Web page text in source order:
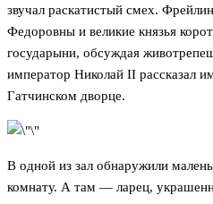
звучал раскатистый смех.
Федоровны и великие князья
государыни, обсуждая
император Николай II рассказал
Гатчинском дворце.
В одной из зал обнаружили
комнату. А там — ларец,